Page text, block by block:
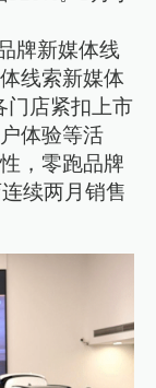
牌新媒体线
线索新媒体
门店紧扣上市
体验等活
，零跑品牌
续两月销售